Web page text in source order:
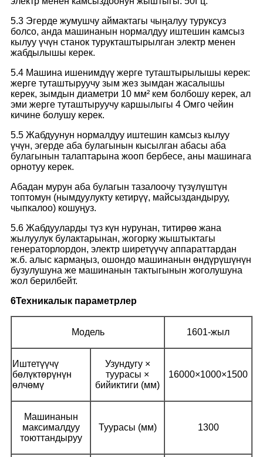
5.3 Эгерде жумушчу аймактагы чыңалуу туруксуз
болсо, анда машинанын нормалдуу иштешин камсыз
кылуу үчүн станок турукташтырылган электр менен
жабдылышы керек.
5.4 Машина ишенимдүү жерге туташтырылышы керек:
жерге туташтыруучу зым жез зымдан жасалышы
керек, зымдын диаметри 10 мм² кем болбошу керек, ал
эми жерге туташтыруучу каршылыгы 4 Омго чейин
кичине болушу керек.
5.5 Жабдуунун нормалдуу иштешин камсыз кылуу
үчүн, эгерде аба булагынын кысылган абасы аба
булагынын талаптарына жооп бербесе, аны машинага
орнотуу керек.
Абадан мурун аба булагын тазалоочу түзүлүштүн
топтомун (нымдуулукту кетирүү, майсыздандыруу,
чыпкалоо) кошуңуз.
5.6 Жабдууларды түз күн нурунан, титирөө жана
жылуулук булактарынан, жогорку жыштыктагы
генераторлордон, электр ширетүүчү аппараттардан
ж.б. алыс кармаңыз, ошондо машинанын өндүрүшүнүн
бузулушуна же машинанын тактыгынын жоголушуна
жол берилбейт.
6Техникалык параметрлер
Модель 1601-жыл
Иштетүүчү
бөлүктөрүнүн
өлчөмү
Узундугу ×
туурасы ×
бийиктиги (мм)
16000×1000×1500
Машинанын
максималдуу
тоюттандыруу
Туурасы (мм) 1300